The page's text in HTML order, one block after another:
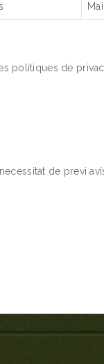
Mai
polítiques de
de previ